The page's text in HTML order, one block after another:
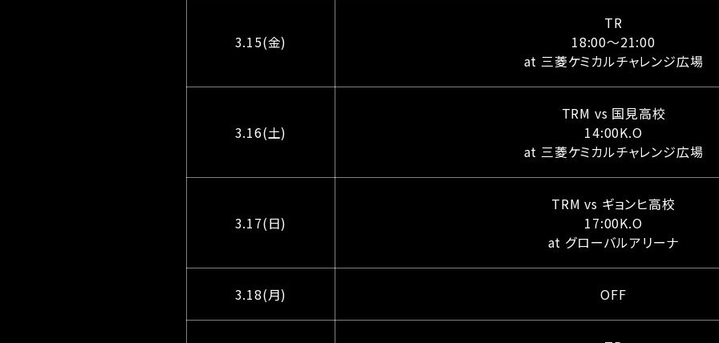
3.15(金)
TR
18:00〜21:00
at 三菱ケミカルチャレンジ広場
3.16(土)
TRM vs 国見高校
14:00K.O
at 三菱ケミカルチャレンジ広場
3.17(日)
TRM vs ギョンヒ高校
17:00K.O
at グローバルアリーナ
3.18(月) OFF